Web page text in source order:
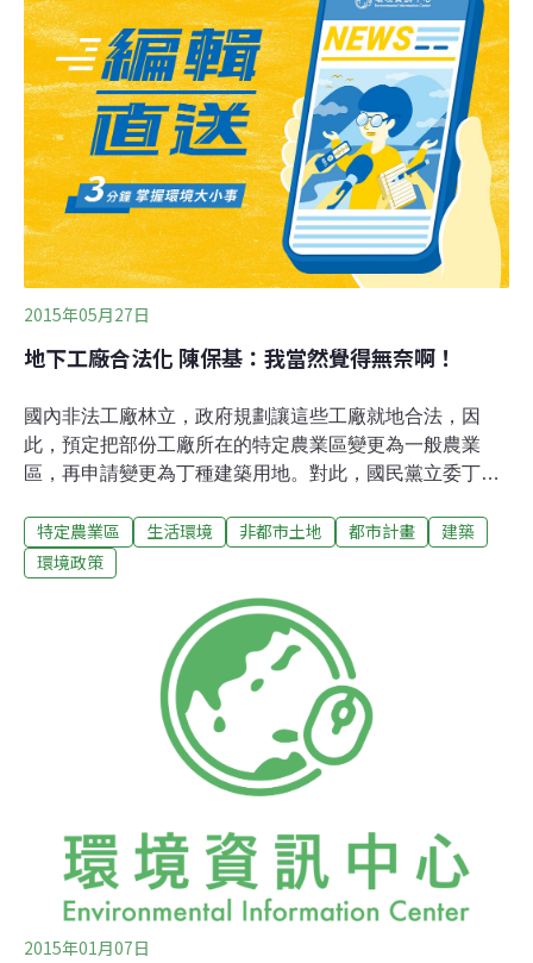
公用的前提之下，篩選非都市土地使用強度較低的邊際土
地。但是非都市土地符合條件的標的愈來愈難找尋，國產
署邀集相關部會討論後，將都市計畫農業區、保護區土地
增納為辦理標租光電的範圍。而是否可改為標租光電的用
地，各縣市依地方規定審核；並增修相關作業機制，承租
廠商可依個案情形以「申請容許使用方式」來設置太陽能
光電發電設備使用，視需要才辦理使用分區或使用地變
更。
2015年05月27日
地下工廠合法化 陳保基：我當然覺得無奈啊！
國內非法工廠林立，政府規劃讓這些工廠就地合法，因
此，預定把部份工廠所在的特定農業區變更為一般農業
區，再申請變更為丁種建築用地。對此，國民黨立委丁守
他們就地合法，根本是「削足適履」。農委會主委陳保基
則大聲回應，「我當然是覺得很無奈啊！」經濟部指出，
6萬多家，行政院特核定「輔導未登記工廠合法經營方
案」，其中，非都市計畫土地、特定農業區面積達2公頃
未滿5公頃者，須依《都市計畫法》第27條規定，先調整
為一般農業區後，再依「經濟部公告特定地區整體（個
別）變更編定為丁種建築用地興辦事業計畫審查作業要
點」規定，變更為丁種建築用地，即能就地合法，全案預
計6月底前完成審查作業。不過，對於非法工廠可以就地
屈就這些違法工廠，還要變更為一般農業區，而依法解
釋，特地
特定農業區 生活環境 非都市土地 都市計畫
建築
環境政策
2015年01月07日